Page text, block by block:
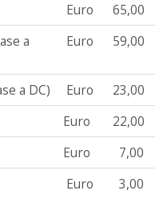
Euro
65,00
a
Euro 59,00
a DC) Euro
23,00
Euro
22,00
Euro
7,00
Euro 3,00